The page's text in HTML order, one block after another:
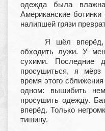
одежда была
Американские
налипшей грязи
Я шёл вперёд,
обходить лужи. У
сухими. Последние
просушиться, я
время этого
одном: вышибить
просушить одежду.
вперёд. Только
тишину.